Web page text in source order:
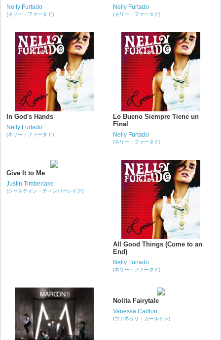
Nelly Furtado
(ネリー・ファータド)
Nelly Furtado
(ネリー・ファータド)
In God's Hands
Nelly Furtado
(ネリー・ファータド)
Lo Bueno Siempre Tiene un
Final
Nelly Furtado
(ネリー・ファータド)
Give It to Me
Justin Timberlake
(ジャスティン・ティンバーレイク)
All Good Things (Come to an
End)
Nelly Furtado
(ネリー・ファータド)
Nolita Fairytale
Vanessa Carlton
(ヴァネッサ・カールトン)